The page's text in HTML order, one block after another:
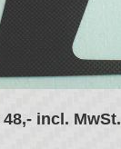
incl. MwSt.